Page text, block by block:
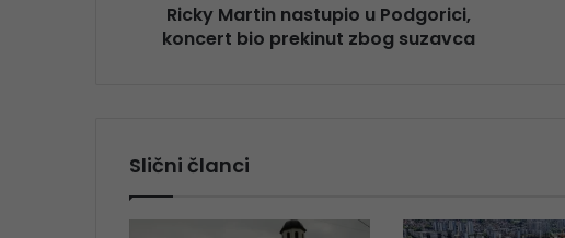
Ricky Martin nastupio u Podgorici,
koncert bio prekinut zbog suzavca
Slični članci